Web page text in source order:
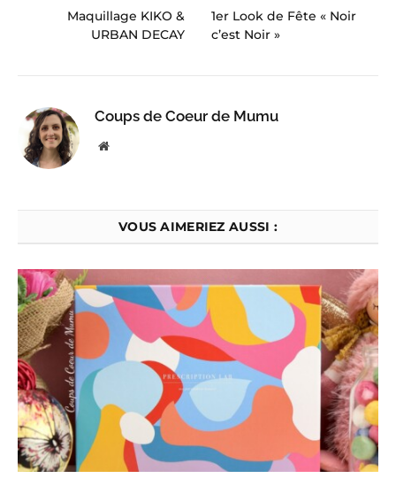
Maquillage KIKO &
URBAN DECAY
1er Look de Fête « Noir
c’est Noir »
Coups de Coeur de Mumu
Website
VOUS AIMERIEZ AUSSI :